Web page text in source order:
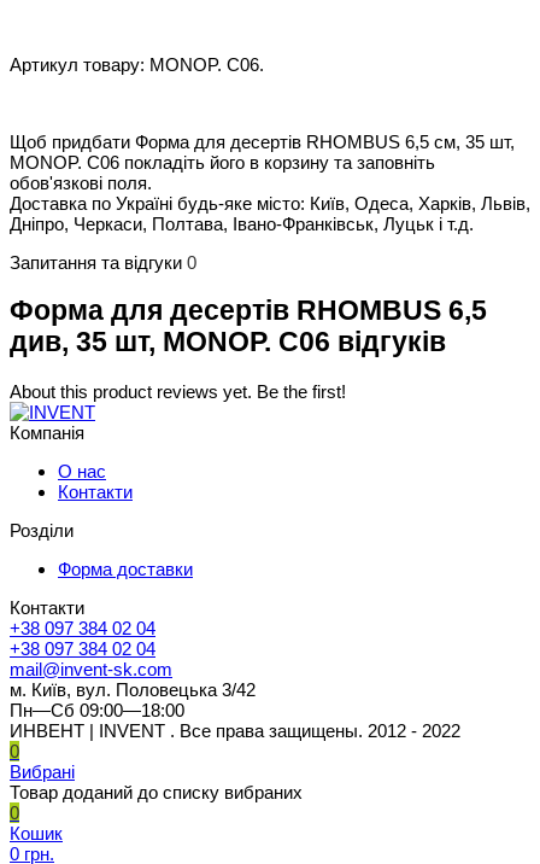
Артикул товару: MONOP. C06.
Щоб придбати Форма для десертів RHOMBUS 6,5 см, 35 шт,
MONOP. C06 покладіть його в корзину та заповніть
обов'язкові поля.
Доставка по Україні будь-яке місто: Київ, Одеса, Харків, Львів,
Дніпро, Черкаси, Полтава, Івано-Франківськ, Луцьк і т.д.
Запитання та відгуки 0
Форма для десертів RHOMBUS 6,5
див, 35 шт, MONOP. C06 відгуків
About this product reviews yet. Be the first!
Компанія
О нас
Контакти
Розділи
Форма доставки
Контакти
+38 097 384 02 04
+38 097 384 02 04
mail@invent-sk.com
м. Київ, вул. Половецька 3/42
Пн—Сб 09:00—18:00
ИНВЕНТ | INVENT . Все права защищены. 2012 - 2022
0
Вибрані
Товар доданий до списку вибраних
0
Кошик
0 грн.